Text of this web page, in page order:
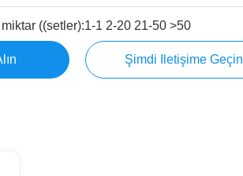
miktar ((setler):1-1 2-20 21-50 >50
Şimdi Iletişime Geçin